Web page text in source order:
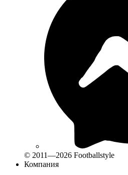
© 2011—2026 Footballstyle
Компания